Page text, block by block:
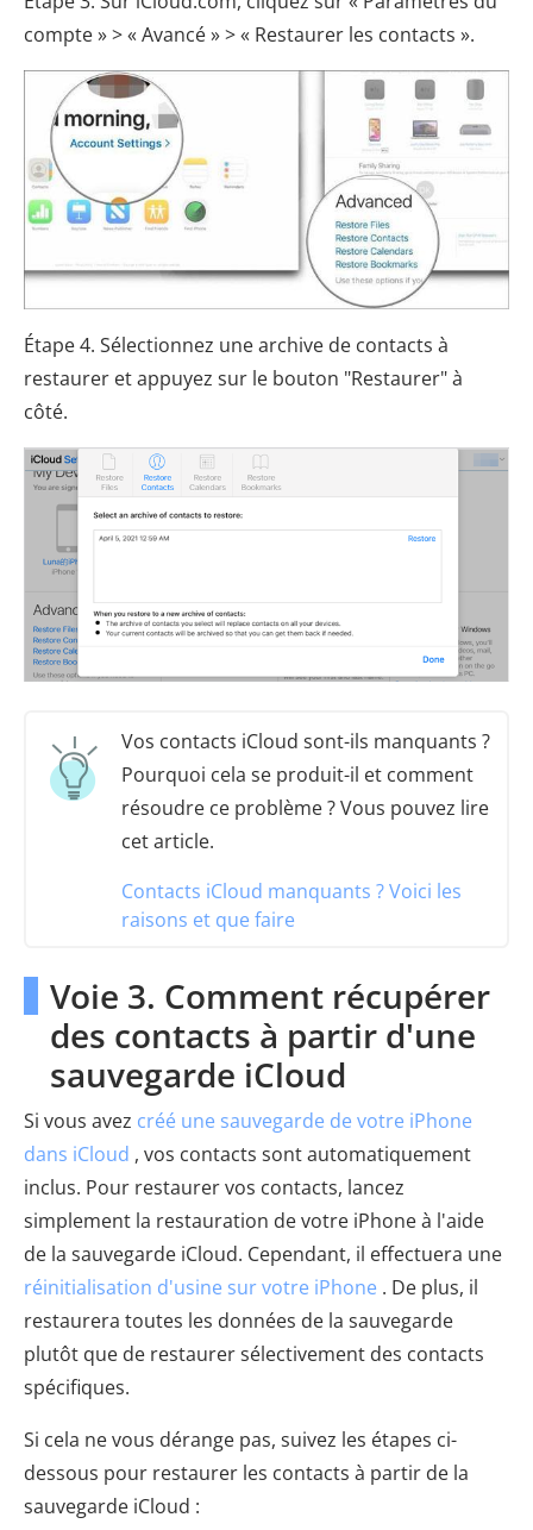
compte » > « Avancé » > « Restaurer les contacts ».
Étape 4. Sélectionnez une archive de contacts à
restaurer et appuyez sur le bouton "Restaurer" à
côté.
Vos contacts iCloud sont-ils manquants ?
Pourquoi cela se produit-il et comment
résoudre ce problème ? Vous pouvez lire
cet article.
Contacts iCloud manquants ? Voici les
raisons et que faire
Voie 3. Comment récupérer
des contacts à partir d'une
sauvegarde iCloud
Si vous avez créé une sauvegarde de votre iPhone
dans iCloud , vos contacts sont automatiquement
inclus. Pour restaurer vos contacts, lancez
simplement la restauration de votre iPhone à l'aide
de la sauvegarde iCloud. Cependant, il effectuera une
réinitialisation d'usine sur votre iPhone . De plus, il
restaurera toutes les données de la sauvegarde
plutôt que de restaurer sélectivement des contacts
spécifiques.
Si cela ne vous dérange pas, suivez les étapes ci-
dessous pour restaurer les contacts à partir de la
sauvegarde iCloud :